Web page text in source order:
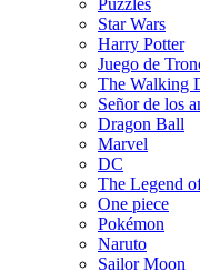
Star Wars
Harry Potter
Juego de
The Walking
Señor de los
Dragon Ball
Marvel
DC
The Legend
One piece
Pokémon
Naruto
Sailor Moon